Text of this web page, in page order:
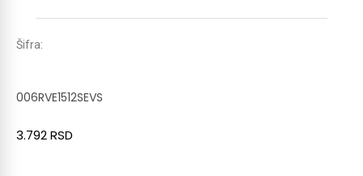
Šifra:
006RVE1512SEVS
3.792RSD